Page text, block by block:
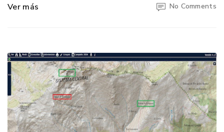
Ver más No Comments